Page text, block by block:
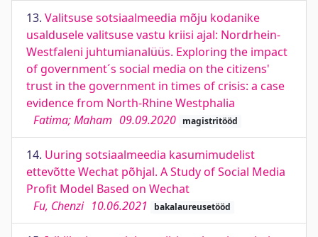
13. Valitsuse sotsiaalmeedia mõju kodanike
usaldusele valitsuse vastu kriisi ajal: Nordrhein-
Westfaleni juhtumianalüüs. Exploring the impact
of government´s social media on the citizens'
trust in the government in times of crisis: a case
evidence from North-Rhine Westphalia
Fatima; Maham 09.09.2020 magistritööd
14. Uuring sotsiaalmeedia kasumimudelist
ettevõtte Wechat põhjal. A Study of Social Media
Profit Model Based on Wechat
Fu, Chenzi 10.06.2021 bakalaureusetööd